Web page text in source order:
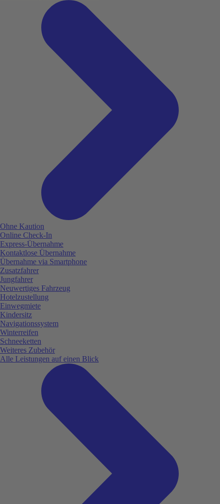
Ohne Kaution
Online Check-In
Express-Übernahme
Kontaktlose Übernahme
Übernahme via Smartphone
Zusatzfahrer
Jungfahrer
Neuwertiges Fahrzeug
Hotelzustellung
Einwegmiete
Kindersitz
Navigationssystem
Winterreifen
Schneeketten
Weiteres Zubehör
Alle Leistungen auf einen Blick